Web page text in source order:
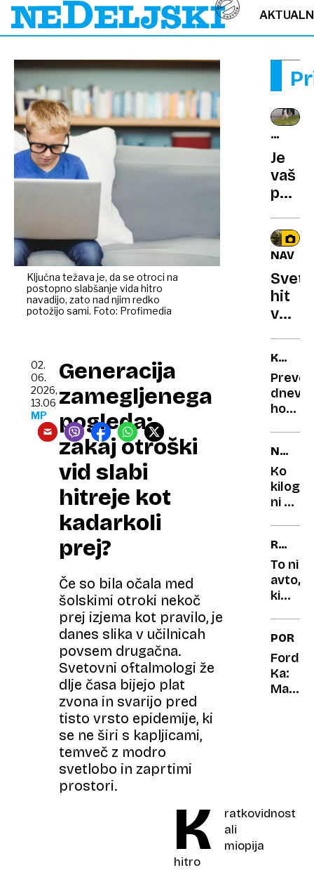
Ključna težava je, da se otroci na
postopno slabšanje vida hitro
navadijo, zato nad njim redko
potožijo sami. Foto: Profimedia
Generacija
zamegljenega
pogleda:
zakaj otroški
vid slabi
hitreje kot
kadarkoli
prej?
Če so bila očala med
šolskimi otroki nekoč
prej izjema kot pravilo, je
danes slika v učilnicah
povsem drugačna.
Svetovni oftalmologi že
dlje časa bijejo plat
zvona in svarijo pred
tisto vrsto epidemije, ki
se ne širi s kapljicami,
temveč z modro
svetlobo in zaprtimi
prostori.
02.
06.
2026,
13.06
MP
K
ratkovidnost
ali
miopija
hitro
HIŠNI
Je
vaš
pes
ali
so
razvili
hit
v
187
dolga
KAJ
NAS
ČAKA?
dnevni
in
na
ENOTE
Ko
ni bil
ki so
skoraj
CLIO
To ni
avto,
ki
vozila
dedek
in
babica
Ford
Ka:
Mali